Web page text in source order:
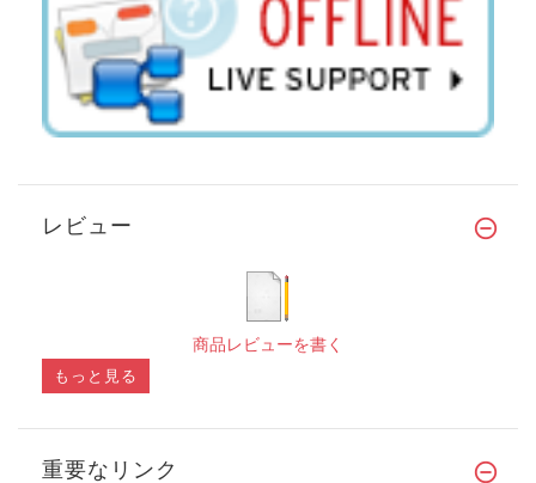
レビュー
商品レビューを書く
もっと見る
重要なリンク